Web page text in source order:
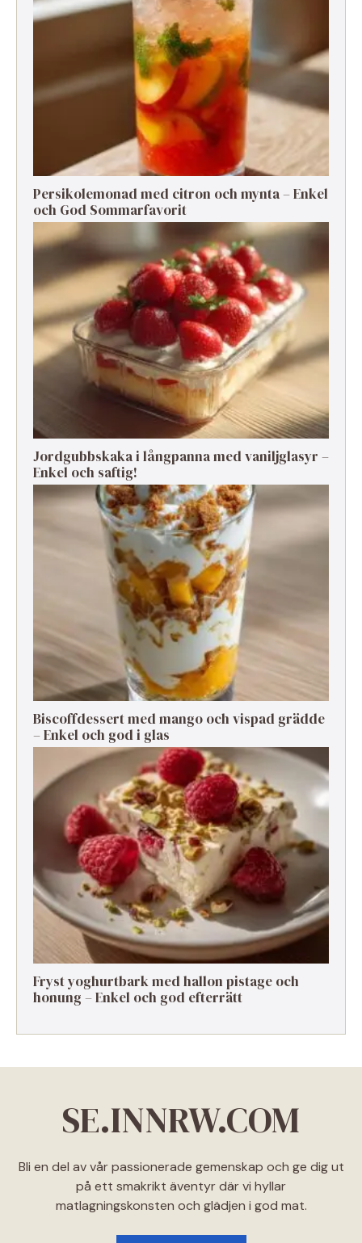
Persikolemonad med citron och mynta – Enkel
och God Sommarfavorit
Jordgubbskaka i långpanna med vaniljglasyr –
Enkel och saftig!
Biscoffdessert med mango och vispad grädde
– Enkel och god i glas
Fryst yoghurtbark med hallon pistage och
honung – Enkel och god efterrätt
SE.INNRW.COM
Bli en del av vår passionerade gemenskap och ge dig ut
på ett smakrikt äventyr där vi hyllar
matlagningskonsten och glädjen i god mat.